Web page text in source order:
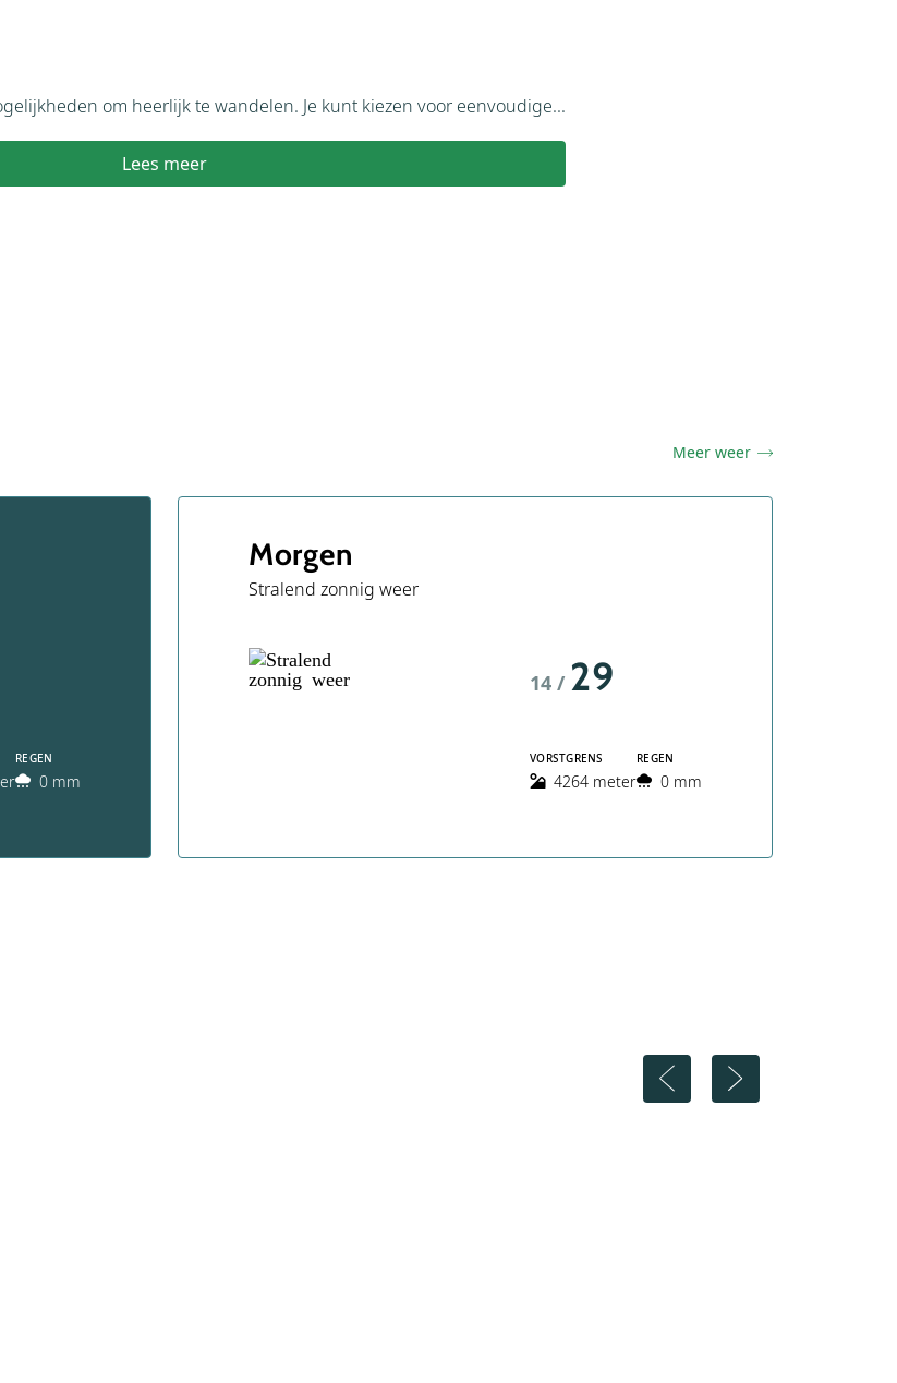
om heerlijk te wandelen. Je kunt kiezen voor eenvoudige...
Lees meer
Meer weer
REGEN
0 mm
Morgen
Stralend zonnig weer
14 / 29
VORSTGRENS
4264 meter
REGEN
0 mm